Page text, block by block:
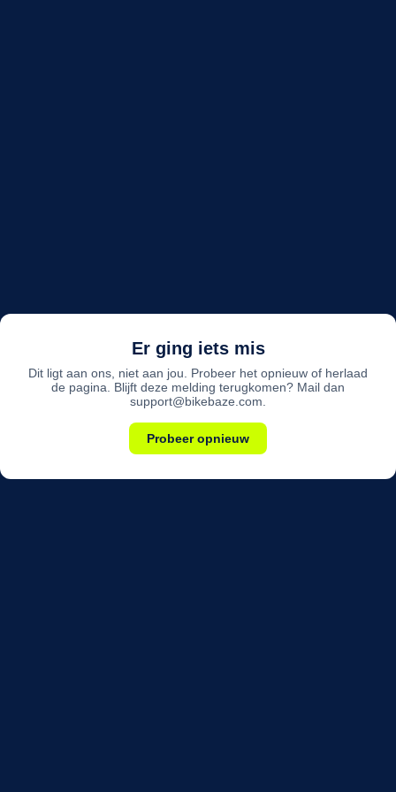
Er ging iets mis
Dit ligt aan ons, niet aan jou. Probeer het opnieuw of herlaad
de pagina. Blijft deze melding terugkomen? Mail dan
support@bikebaze.com.
Probeer opnieuw